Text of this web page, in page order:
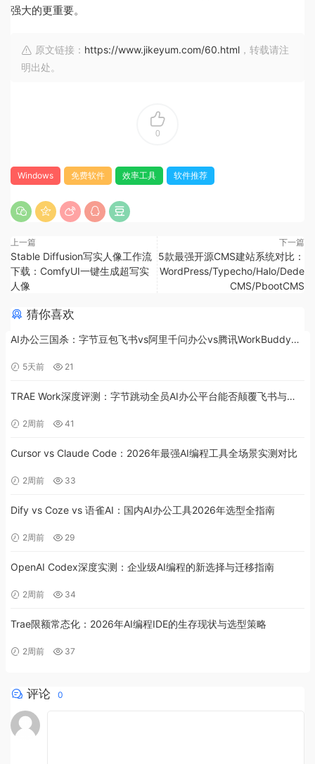
强大的更重要。
原文链接： https://www.jikeyum.com/60.html ，转载请注
明出处。
0
Windows 免费软件 效率工具 软件推荐
上一篇
Stable Diffusion写实人像工作流
下载：ComfyUI一键生成超写实
人像
下一篇
5款最强开源CMS建站系统对比：
WordPress/Typecho/Halo/Dede
CMS/PbootCMS
猜你喜欢
AI办公三国杀：字节豆包飞书vs阿里千问办公vs腾讯WorkBuddy全
5天前 21
TRAE Work深度评测：字节跳动全员AI办公平台能否颠覆飞书与
2周前 41
Cursor vs Claude Code：2026年最强AI编程工具全场景实测对比
2周前 33
Dify vs Coze vs 语雀AI：国内AI办公工具2026年选型全指南
2周前 29
OpenAI Codex深度实测：企业级AI编程的新选择与迁移指南
2周前 34
Trae限额常态化：2026年AI编程IDE的生存现状与选型策略
2周前 37
评论 0